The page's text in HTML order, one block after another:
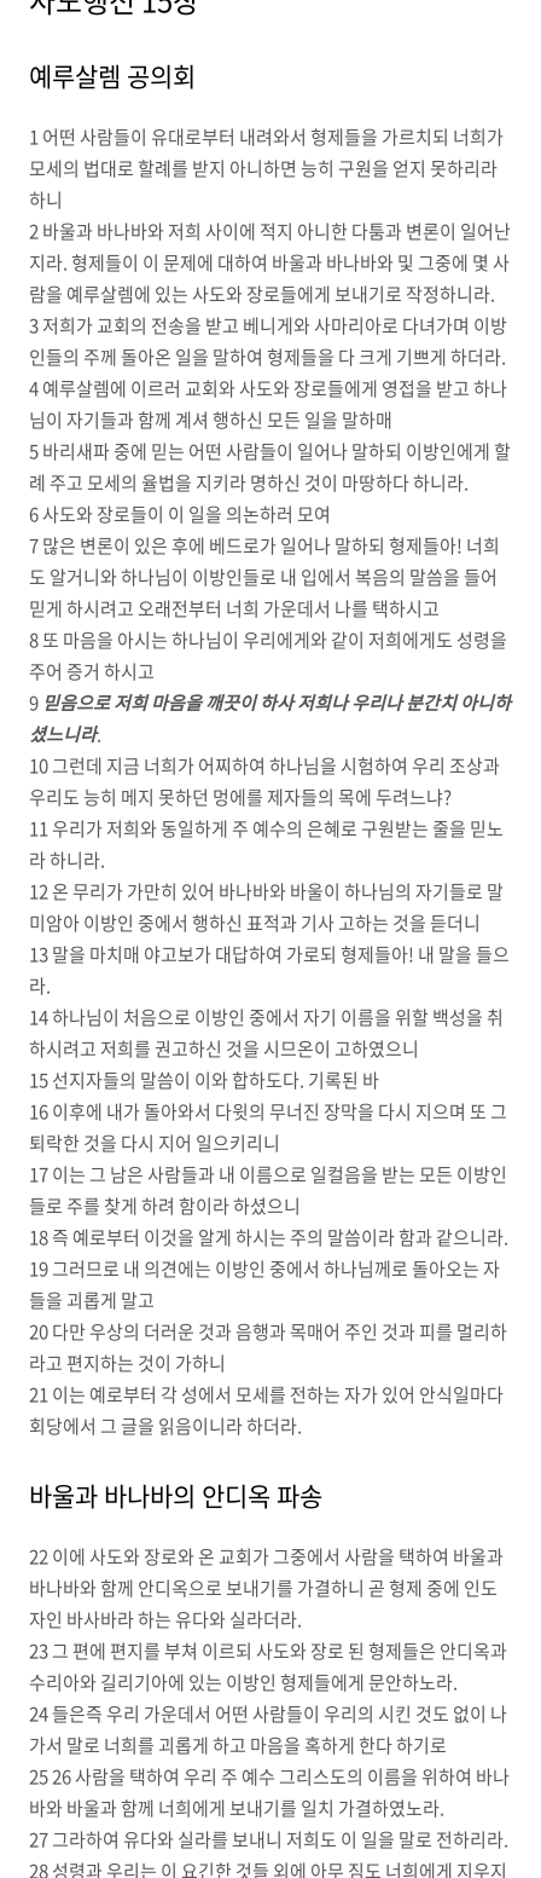
예루살렘 공의회
1 어떤 사람들이 유대로부터 내려와서 형제들을 가르치되 너희가
모세의 법대로 할례를 받지 아니하면 능히 구원을 얻지 못하리라
하니
2 바울과 바나바와 저희 사이에 적지 아니한 다툼과 변론이 일어난
지라. 형제들이 이 문제에 대하여 바울과 바나바와 및 그중에 몇 사
람을 예루살렘에 있는 사도와 장로들에게 보내기로 작정하니라.
3 저희가 교회의 전송을 받고 베니게와 사마리아로 다녀가며 이방
인들의 주께 돌아온 일을 말하여 형제들을 다 크게 기쁘게 하더라.
4 예루살렘에 이르러 교회와 사도와 장로들에게 영접을 받고 하나
님이 자기들과 함께 계셔 행하신 모든 일을 말하매
5 바리새파 중에 믿는 어떤 사람들이 일어나 말하되 이방인에게 할
례 주고 모세의 율법을 지키라 명하신 것이 마땅하다 하니라.
6 사도와 장로들이 이 일을 의논하러 모여
7 많은 변론이 있은 후에 베드로가 일어나 말하되 형제들아! 너희
도 알거니와 하나님이 이방인들로 내 입에서 복음의 말씀을 들어
믿게 하시려고 오래전부터 너희 가운데서 나를 택하시고
8 또 마음을 아시는 하나님이 우리에게와 같이 저희에게도 성령을
주어 증거 하시고
9 믿음으로 저희 마음을 깨끗이 하사 저희나 우리나 분간치 아니하
셨느니라.
10 그런데 지금 너희가 어찌하여 하나님을 시험하여 우리 조상과
우리도 능히 메지 못하던 멍에를 제자들의 목에 두려느냐?
11 우리가 저희와 동일하게 주 예수의 은혜로 구원받는 줄을 믿노
라 하니라.
12 온 무리가 가만히 있어 바나바와 바울이 하나님의 자기들로 말
미암아 이방인 중에서 행하신 표적과 기사 고하는 것을 듣더니
13 말을 마치매 야고보가 대답하여 가로되 형제들아! 내 말을 들으
라.
14 하나님이 처음으로 이방인 중에서 자기 이름을 위할 백성을 취
하시려고 저희를 권고하신 것을 시므온이 고하였으니
15 선지자들의 말씀이 이와 합하도다. 기록된 바
16 이후에 내가 돌아와서 다윗의 무너진 장막을 다시 지으며 또 그
퇴락한 것을 다시 지어 일으키리니
17 이는 그 남은 사람들과 내 이름으로 일컬음을 받는 모든 이방인
들로 주를 찾게 하려 함이라 하셨으니
18 즉 예로부터 이것을 알게 하시는 주의 말씀이라 함과 같으니라.
19 그러므로 내 의견에는 이방인 중에서 하나님께로 돌아오는 자
들을 괴롭게 말고
20 다만 우상의 더러운 것과 음행과 목매어 주인 것과 피를 멀리하
라고 편지하는 것이 가하니
21 이는 예로부터 각 성에서 모세를 전하는 자가 있어 안식일마다
회당에서 그 글을 읽음이니라 하더라.
바울과 바나바의 안디옥 파송
22 이에 사도와 장로와 온 교회가 그중에서 사람을 택하여 바울과
바나바와 함께 안디옥으로 보내기를 가결하니 곧 형제 중에 인도
자인 바사바라 하는 유다와 실라더라.
23 그 편에 편지를 부쳐 이르되 사도와 장로 된 형제들은 안디옥과
수리아와 길리기아에 있는 이방인 형제들에게 문안하노라.
24 들은즉 우리 가운데서 어떤 사람들이 우리의 시킨 것도 없이 나
가서 말로 너희를 괴롭게 하고 마음을 혹하게 한다 하기로
25 26 사람을 택하여 우리 주 예수 그리스도의 이름을 위하여 바나
바와 바울과 함께 너희에게 보내기를 일치 가결하였노라.
27 그라하여 유다와 실라를 보내니 저희도 이 일을 말로 전하리라.
28 성령과 우리는 이 요긴한 것들 외에 아무 짐도 너희에게 지우지